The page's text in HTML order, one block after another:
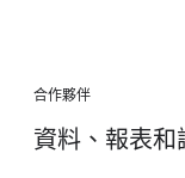
合作夥伴
資料、報表